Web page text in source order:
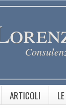
ARTICOLI